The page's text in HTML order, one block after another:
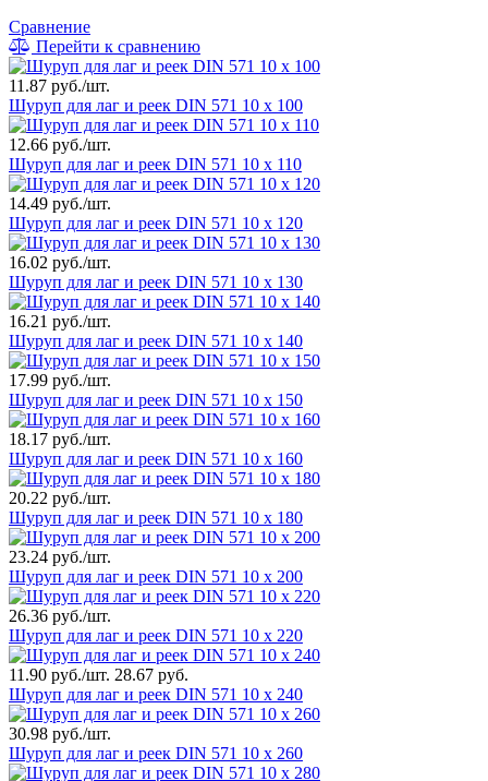
Сравнение
Перейти к сравнению
11.87 руб./шт.
Шуруп для лаг и реек DIN 571 10 х 100
12.66 руб./шт.
Шуруп для лаг и реек DIN 571 10 х 110
14.49 руб./шт.
Шуруп для лаг и реек DIN 571 10 х 120
16.02 руб./шт.
Шуруп для лаг и реек DIN 571 10 х 130
16.21 руб./шт.
Шуруп для лаг и реек DIN 571 10 х 140
17.99 руб./шт.
Шуруп для лаг и реек DIN 571 10 х 150
18.17 руб./шт.
Шуруп для лаг и реек DIN 571 10 х 160
20.22 руб./шт.
Шуруп для лаг и реек DIN 571 10 х 180
23.24 руб./шт.
Шуруп для лаг и реек DIN 571 10 х 200
26.36 руб./шт.
Шуруп для лаг и реек DIN 571 10 х 220
11.90 руб./шт. 28.67 руб.
Шуруп для лаг и реек DIN 571 10 х 240
30.98 руб./шт.
Шуруп для лаг и реек DIN 571 10 х 260